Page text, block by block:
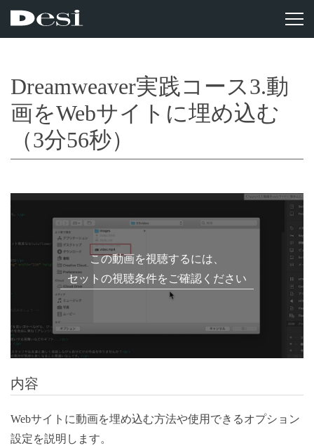
Dreamweaver実践コース3.動
画をWebサイトに埋め込む
（3分56秒）
この動画を視聴するには、
セットの視聴条件をご確認ください
内容
Webサイトに動画を埋め込む方法や使用できるオプション
設定を説明します。